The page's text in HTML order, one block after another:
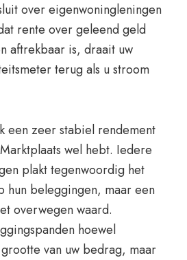
over eigenwoningleningen
rente over geleend geld
aftrekbaar is, draait uw
terug als u stroom
een zeer stabiel rendement
wel hebt. Iedere
plakt tegenwoordig het
hun beleggingen, maar een
overwegen waard.
hoewel
van uw bedrag, maar